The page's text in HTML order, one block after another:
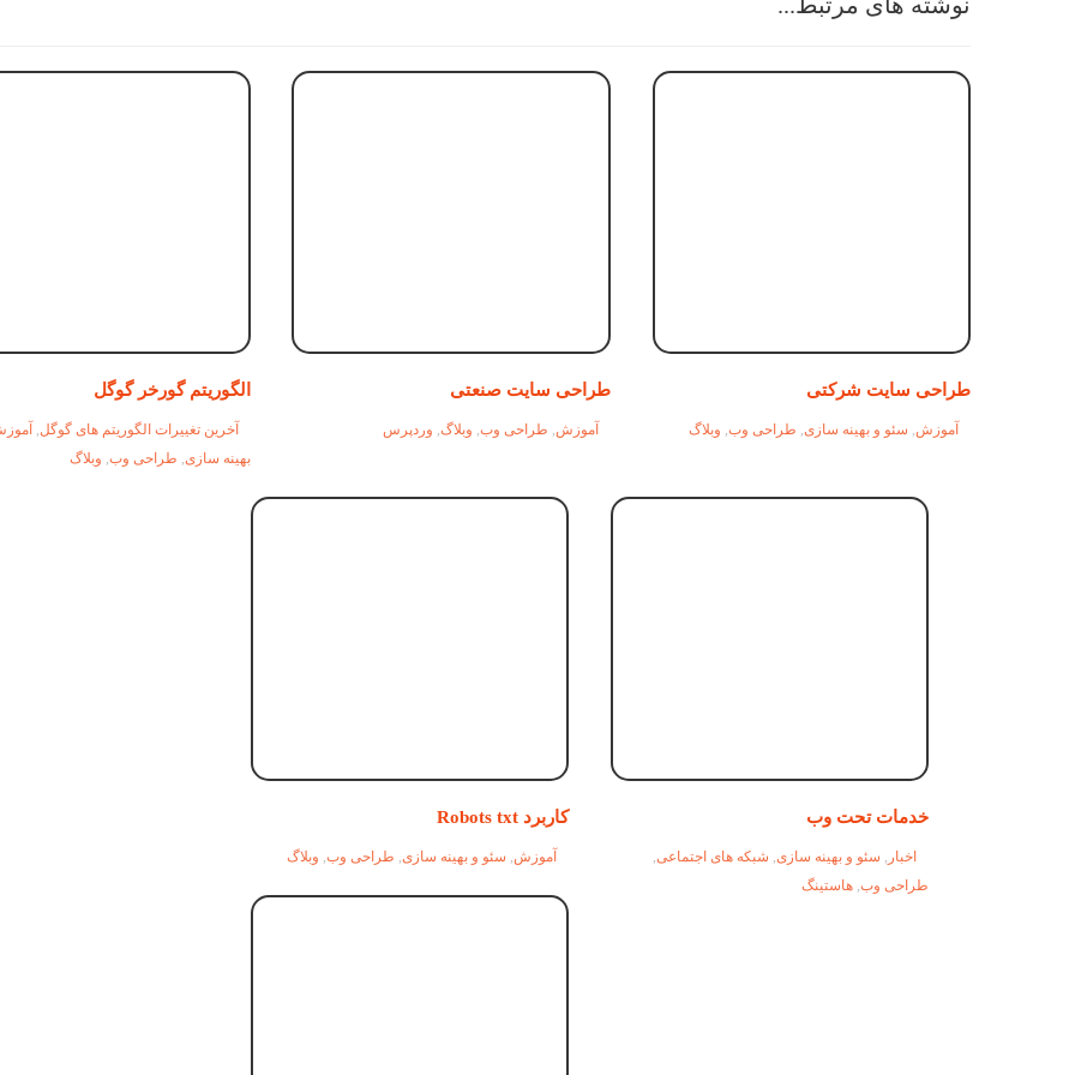
طراحی سایت شرکتی
آموزش, سئو و بهینه سازی, طراحی وب, وبلاگ
طراحی سایت صنعتی
آموزش, طراحی وب, وبلاگ, وردپرس
الگوریتم گورخر گوگل
آخرین تغییرات الگوریتم های گوگل,
بهینه سازی, طراحی وب, وبلاگ
خدمات تحت وب
اخبار سئو و بهینه سازی شبکه های اجتماعی,
طراحی وب, هاستینگ
کاربرد Robots txt
آموزش سئو و بهینه سازی طراحی وب, وبلاگ